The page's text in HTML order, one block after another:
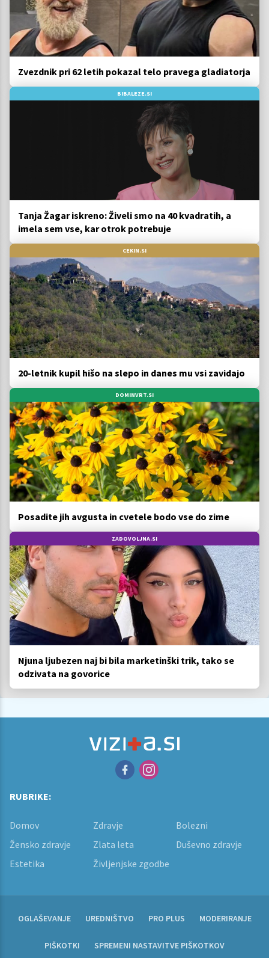
Zvezdnik pri 62 letih pokazal telo pravega gladiatorja
BIBALEZE.SI
Tanja Žagar iskreno: Živeli smo na 40 kvadratih, a
imela sem vse, kar otrok potrebuje
CEKIN.SI
20-letnik kupil hišo na slepo in danes mu vsi zavidajo
DOMINVRT.SI
Posadite jih avgusta in cvetele bodo vse do zime
ZADOVOLJNA.SI
Njuna ljubezen naj bi bila marketinški trik, tako se
odzivata na govorice
RUBRIKE:
Domov Zdravje
Bolezni
Žensko zdravje
Zlata leta
Duševno zdravje
Estetika
Življenjske zgodbe
OGLAŠEVANJE UREDNIŠTVO PRO PLUS MODERIRANJE
PIŠKOTKI SPREMENI NASTAVITVE PIŠKOTKOV